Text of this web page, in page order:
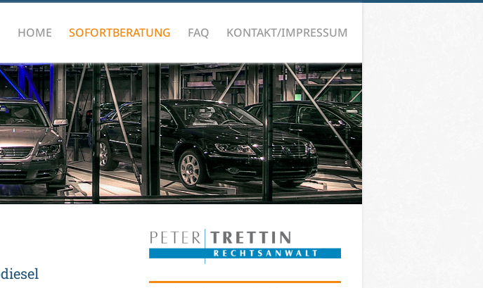
HOME SOFORTBERATUNG FAQ KONTAKT/IMPRESSUM